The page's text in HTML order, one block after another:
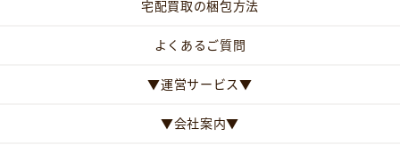
宅配買取の梱包方法
よくあるご質問
▼運営サービス▼
▼会社案内▼